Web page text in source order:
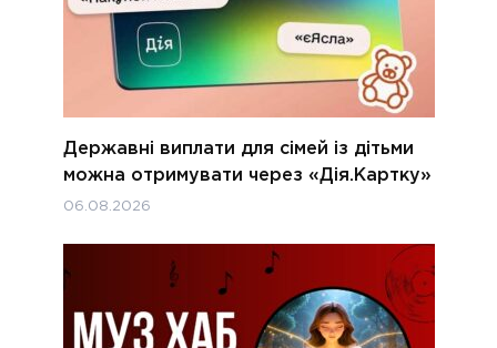
Державні виплати для сімей із дітьми
можна отримувати через «Дія.Картку»
06.08.2026